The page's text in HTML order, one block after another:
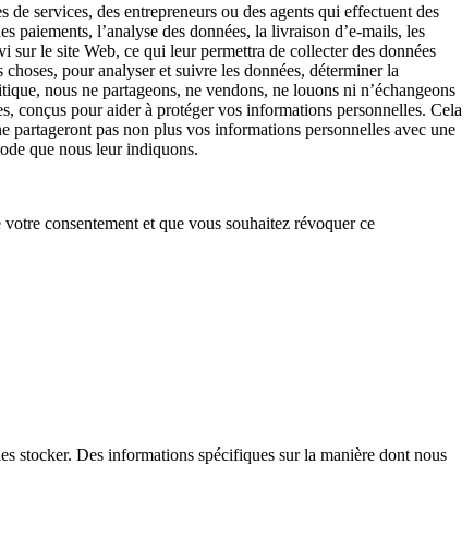
services, des entrepreneurs ou des agents qui effectuent des
paiements, l’analyse des données, la livraison d’e-mails, les
sur le site Web, ce qui leur permettra de collecter des données
pour analyser et suivre les données, déterminer la
nous ne partageons, ne vendons, ne louons ni n’échangeons
conçus pour aider à protéger vos informations personnelles. Cela
pas non plus vos informations personnelles avec une
que nous leur indiquons.
consentement et que vous souhaitez révoquer ce
stocker. Des informations spécifiques sur la manière dont nous